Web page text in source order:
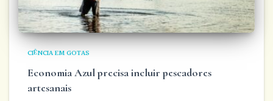
CIÊNCIA EM GOTAS
Economia Azul precisa incluir pescadores
artesanais